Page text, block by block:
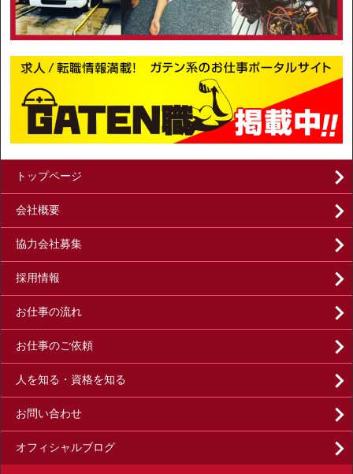
トップページ
会社概要
協力会社募集
採用情報
お仕事の流れ
お仕事のご依頼
人を知る・資格を知る
お問い合わせ
オフィシャルブログ